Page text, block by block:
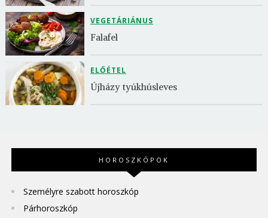
VEGETÁRIÁNUS
Falafel
ELŐÉTEL
Újházy tyúkhúsleves
HOROSZKÓPOK
Személyre szabott horoszkóp
Párhoroszkóp